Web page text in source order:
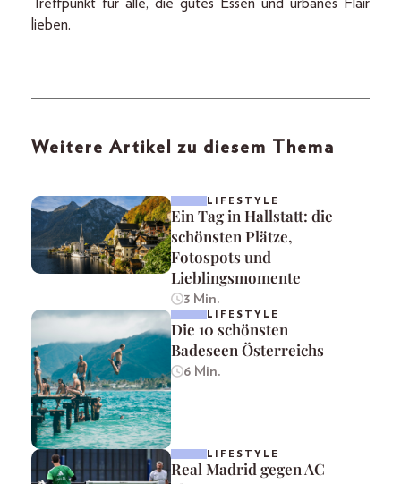
lieben.
Weitere Artikel zu diesem Thema
LIFESTYLE
Ein Tag in Hallstatt: die
schönsten Plätze,
Fotospots und
Lieblingsmomente
3 Min.
LIFESTYLE
Die 10 schönsten
Badeseen Österreichs
6 Min.
LIFESTYLE
Real Madrid gegen AC